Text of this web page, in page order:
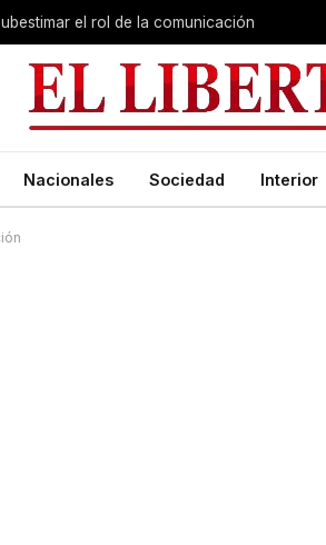
el rol de la comunicación
Nacionales Sociedad Interior